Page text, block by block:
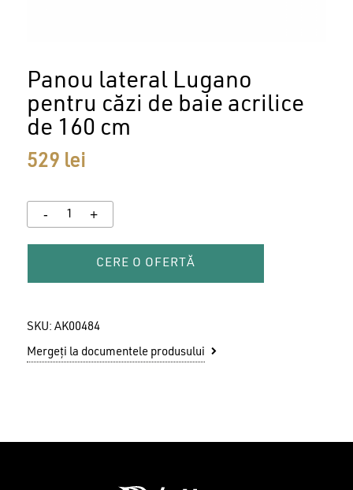
Panou lateral Lugano
pentru căzi de baie acrilice
de 160 cm
529 lei
CERE O OFERTĂ
SKU: AK00484
Mergeți la documentele produsului